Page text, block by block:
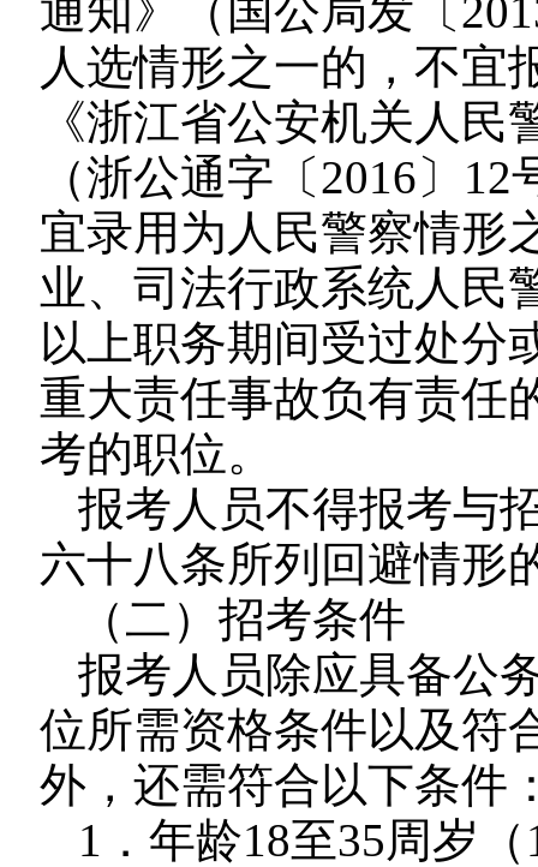
通知》（国公局发〔
人选情形之一的，不宜
《浙江省公安机关人
（浙公通字〔2016〕
宜录用为人民警察情形
业、司法行政系统人民
以上职务期间受过处分
重大责任事故负有责任
考的职位。
报考人员不得报考与
六十八条所列回避情形
（二）招考条件
报考人员除应具备公
位所需资格条件以及符
外，还需符合以下条件
1．年龄18至35周岁